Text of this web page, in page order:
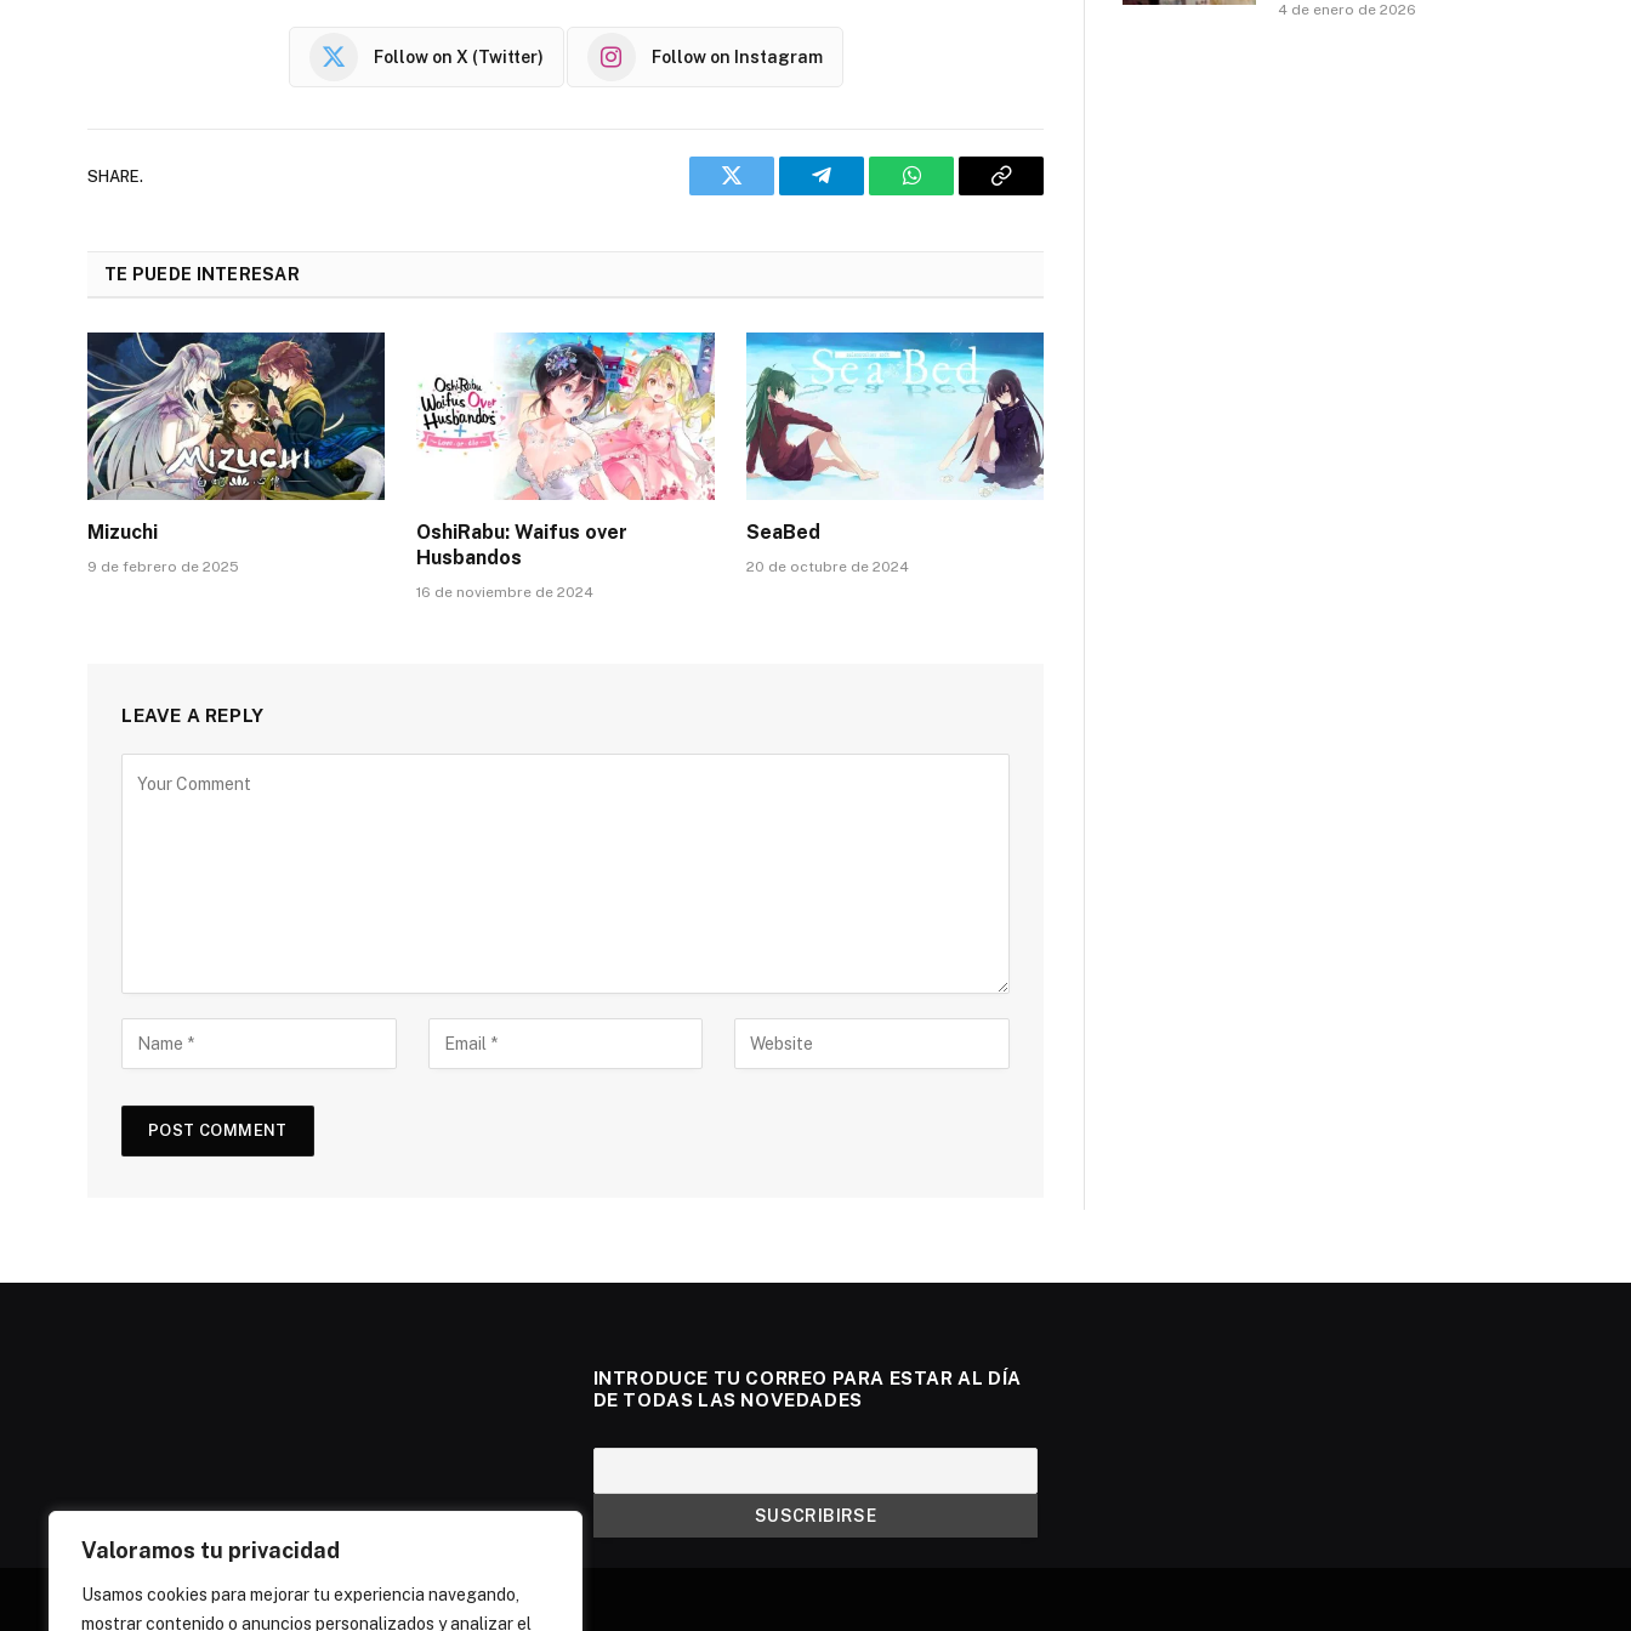
Valoramos tu privacidad
Usamos cookies para mejorar tu experiencia navegando,
mostrar contenido o anuncios personalizados y analizar el
Follow on X (Twitter) Follow on Instagram
SHARE.
Twitter Telegram WhatsAppCopy
TE PUEDE INTERESAR
Mizuchi
9 de febrero de 2025
OshiRabu: Waifus over
Husbandos
16 de noviembre de 2024
SeaBed
20 de octubre de 2024
LEAVE A REPLY
4 de enero de 2026
INTRODUCE TU CORREO PARA ESTAR AL DÍA
DE TODAS LAS NOVEDADES